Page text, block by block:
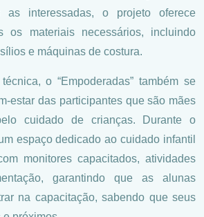
as interessadas, o projeto oferece
os materiais necessários, incluindo
e máquinas de costura.
o “Empoderadas” também se
estar das participantes que são mães
cuidado de crianças. Durante o
espaço dedicado ao cuidado infantil
monitores capacitados, atividades
garantindo que as alunas
na capacitação, sabendo que seus